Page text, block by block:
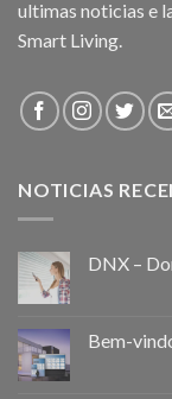
ultimas noticias e
Smart Living.
NOTICIAS
DNX –
Bem-